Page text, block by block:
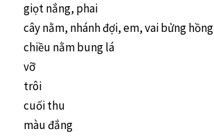
giọt nắng, phai
cây nằm, nhánh đợi, em, vai bửng hồng
chiều nằm bung lá
vỡ
trôi
cuối thu
màu đắng